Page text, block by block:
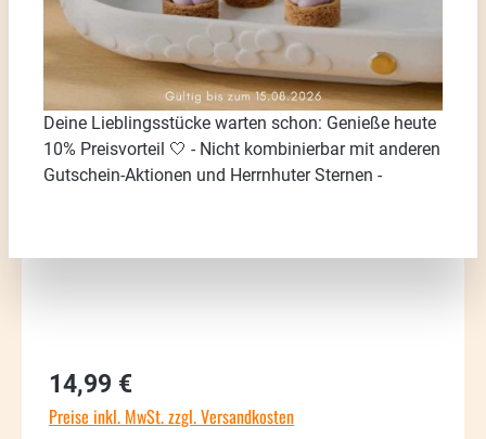
Bildergalerie überspringen
Regulärer Preis:
14,99 €
Preise inkl. MwSt. zzgl. Versandkosten
Deine Lieblingsstücke warten schon: Genieße heute
10% Preisvorteil 🤍 - Nicht kombinierbar mit anderen
Gutschein-Aktionen und Herrnhuter Sternen -